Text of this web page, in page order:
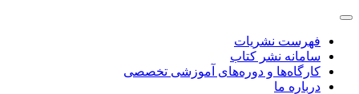
فهرست نشریات
سامانه نشر کتاب
کارگاه‌ها و دوره‌های آموزشی تخصصی
درباره ما